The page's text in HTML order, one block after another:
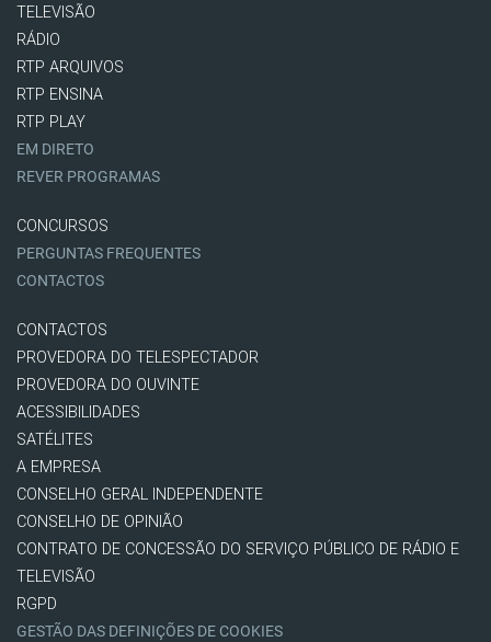
TELEVISÃO
RÁDIO
RTP ARQUIVOS
RTP ENSINA
RTP PLAY
EM DIRETO
REVER PROGRAMAS
CONCURSOS
PERGUNTAS FREQUENTES
CONTACTOS
CONTACTOS
PROVEDORA DO TELESPECTADOR
PROVEDORA DO OUVINTE
ACESSIBILIDADES
SATÉLITES
A EMPRESA
CONSELHO GERAL INDEPENDENTE
CONSELHO DE OPINIÃO
CONTRATO DE CONCESSÃO DO SERVIÇO PÚBLICO DE RÁDIO E
TELEVISÃO
RGPD
GESTÃO DAS DEFINIÇÕES DE COOKIES